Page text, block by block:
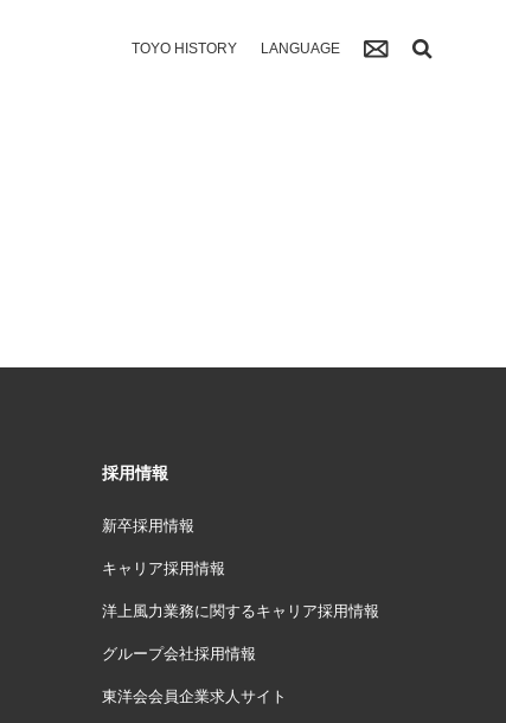
TOYO HISTORY LANGUAGE
採用情報
新卒採用情報
キャリア採用情報
洋上風力業務に関するキャリア採用情報
グループ会社採用情報
東洋会会員企業求人サイト